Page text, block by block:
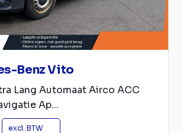
Benz Vito
Lang Automaat Airco ACC
Ap...
excl. BTW